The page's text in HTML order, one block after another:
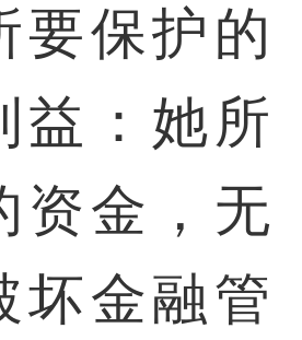
要保护的
益：她所
资金，无
坏金融管